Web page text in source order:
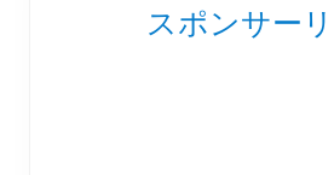
スポンサー